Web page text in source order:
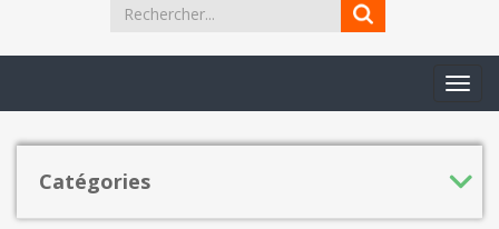
Catégories